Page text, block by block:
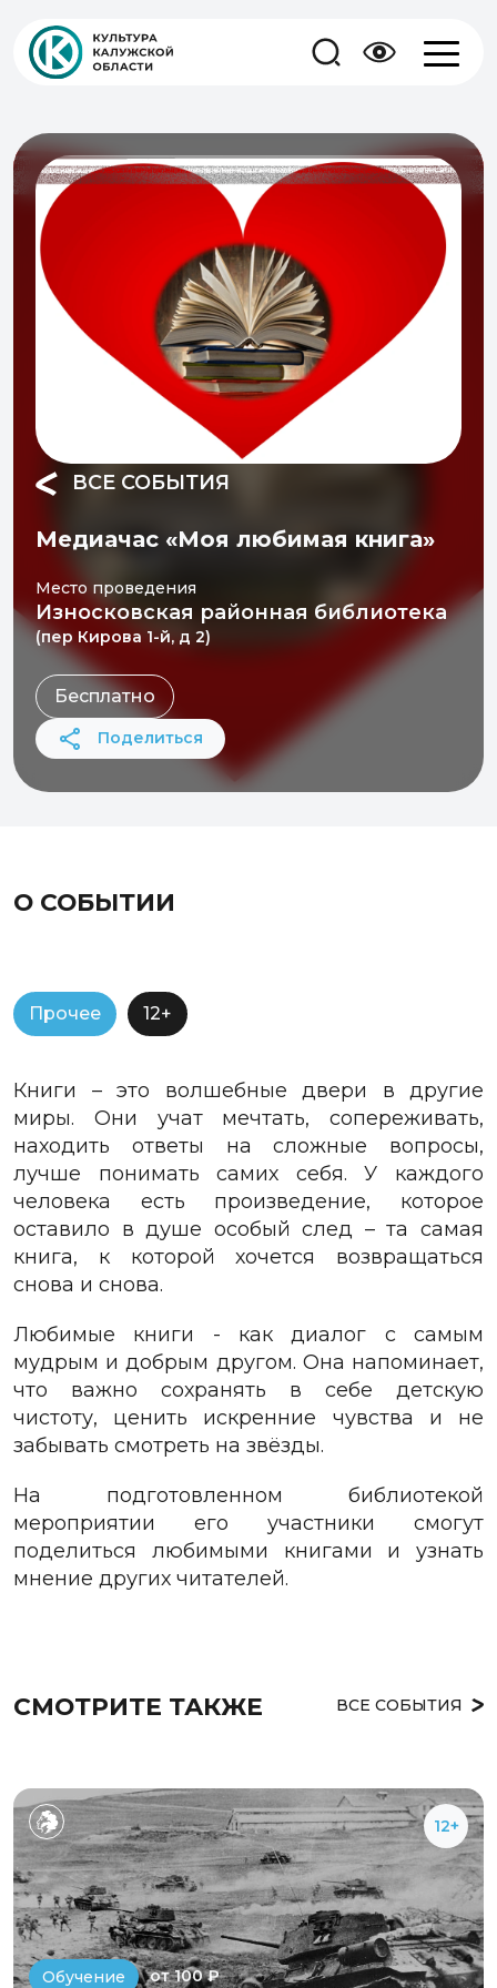
ВСЕ СОБЫТИЯ
Медиачас «Моя любимая книга»
Место проведения
Износковская районная библиотека
(пер Кирова 1-й, д 2)
Бесплатно
Поделиться
О СОБЫТИИ
Прочее 12+
Книги – это волшебные двери в другие
миры. Они учат мечтать, сопереживать,
находить ответы на сложные вопросы,
лучше понимать самих себя. У каждого
человека есть произведение, которое
оставило в душе особый след – та самая
книга, к которой хочется возвращаться
снова и снова.
Любимые книги - как диалог с самым
мудрым и добрым другом. Она напоминает,
что важно сохранять в себе детскую
чистоту, ценить искренние чувства и не
забывать смотреть на звёзды.
На подготовленном библиотекой
мероприятии его участники смогут
поделиться любимыми книгами и узнать
мнение других читателей.
СМОТРИТЕ ТАКЖЕ ВСЕ СОБЫТИЯ
12+
Обучение от 100 ₽